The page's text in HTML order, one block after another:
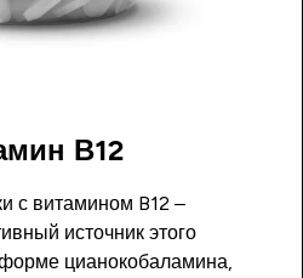
В12
с витамином B12 –
источник этого
цианокобаламина,